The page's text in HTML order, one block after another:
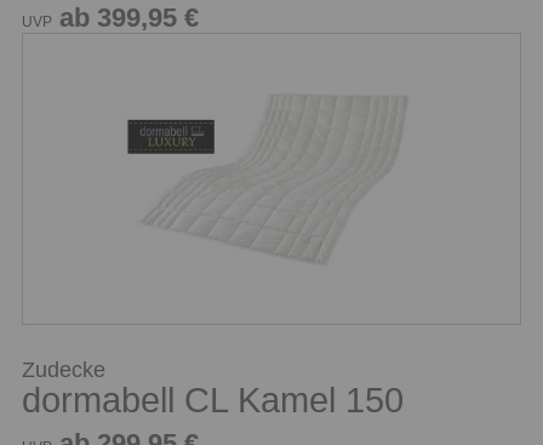
UVP ab 399,95 €
Zudecke
dormabell CL Kamel 150